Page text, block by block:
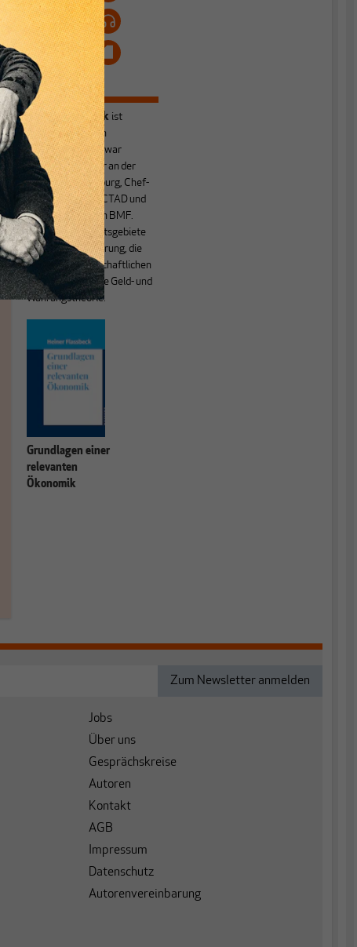
Heiner Flassbeck ist
Mitbegründer von
MAKROSKOP.Er war
Honorarprofessor an der
Universität Hamburg, Chef-
Volkswirt der UNCTAD und
Staatssekretär im BMF.
Seine Hauptarbeitsgebiete
sind die Globalisierung, die
Theorie der wirtschaftlichen
Entwicklung sowie Geld- und
Währungstheorie.
Grundlagen einer
relevanten
Ökonomik
Jobs
Über uns
Gesprächskreise
Autoren
Kontakt
AGB
Impressum
Datenschutz
Autorenvereinbarung